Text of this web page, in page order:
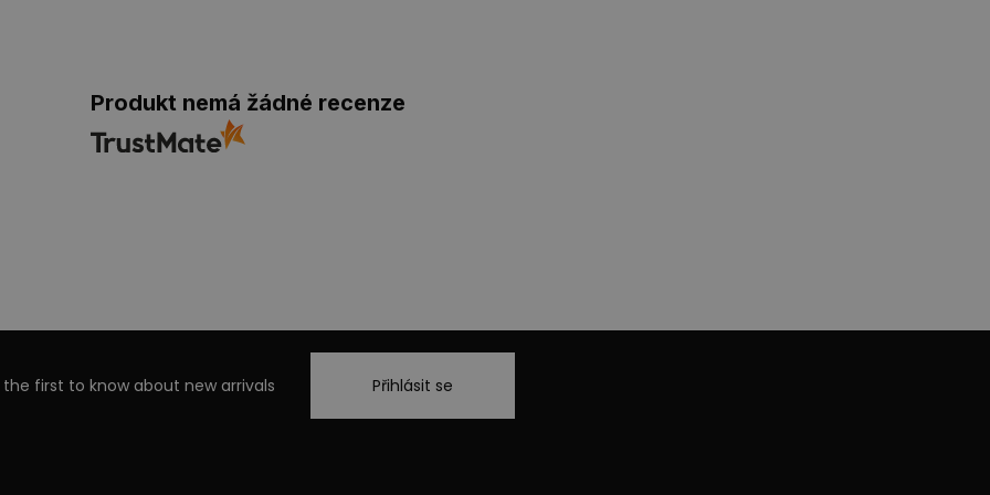
Produkt nemá žádné recenze
the first to know about new arrivals Přihlásit se